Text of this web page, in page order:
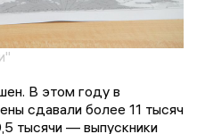
В этом году в
сдавали более 11 тысяч
тысячи — выпускники